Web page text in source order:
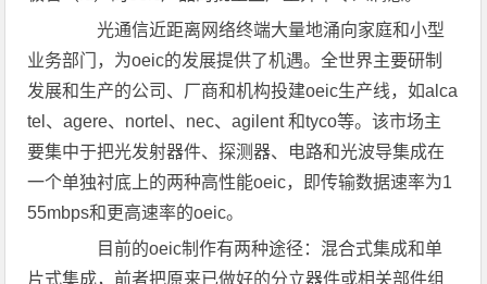
光通信近距离网络终端大量地涌向家庭和小型
业务部门，为oeic的发展提供了机遇。全世界主要研制
发展和生产的公司、厂商和机构投建oeic生产线，如alca
tel、agere、nortel、nec、agilent 和tyco等。该市场主
要集中于把光发射器件、探测器、电路和光波导集成在
一个单独衬底上的两种高性能oeic，即传输数据速率为1
55mbps和更高速率的oeic。
目前的oeic制作有两种途径：混合式集成和单
片式集成，前者把原来已做好的分立器件或相关部件组